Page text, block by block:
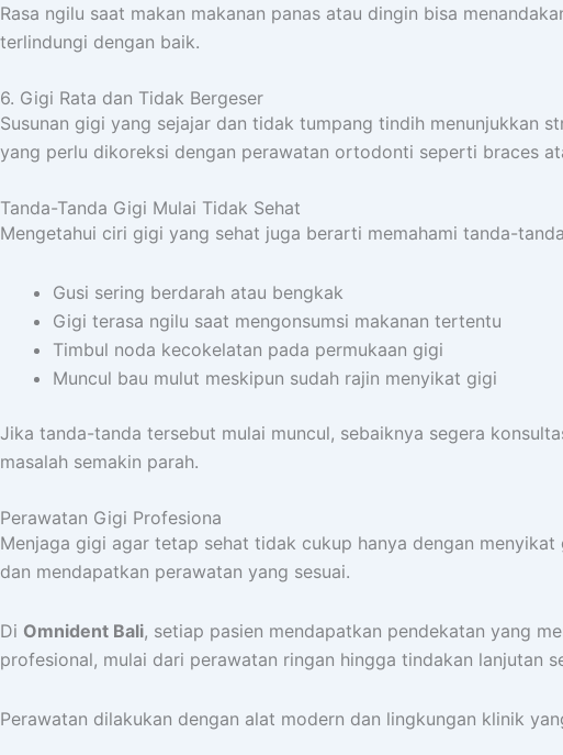
Rasa ngilu saat makan makanan panas atau dingin bisa
terlindungi dengan baik.
6. Gigi Rata dan Tidak Bergeser
Susunan gigi yang sejajar dan tidak tumpang tindih menunjukkan
yang perlu dikoreksi dengan perawatan ortodonti seperti braces
Tanda-Tanda Gigi Mulai Tidak Sehat
Mengetahui ciri gigi yang sehat juga berarti memahami tanda-
Gusi sering berdarah atau bengkak
Gigi terasa ngilu saat mengonsumsi makanan tertentu
Timbul noda kecokelatan pada permukaan gigi
Muncul bau mulut meskipun sudah rajin menyikat gigi
Jika tanda-tanda tersebut mulai muncul, sebaiknya segera
masalah semakin parah.
Perawatan Gigi Profesiona
Menjaga gigi agar tetap sehat tidak cukup hanya dengan
dan mendapatkan perawatan yang sesuai.
Di Omnident Bali, setiap pasien mendapatkan pendekatan yang
profesional, mulai dari perawatan ringan hingga tindakan lanjutan
Perawatan dilakukan dengan alat modern dan lingkungan klinik